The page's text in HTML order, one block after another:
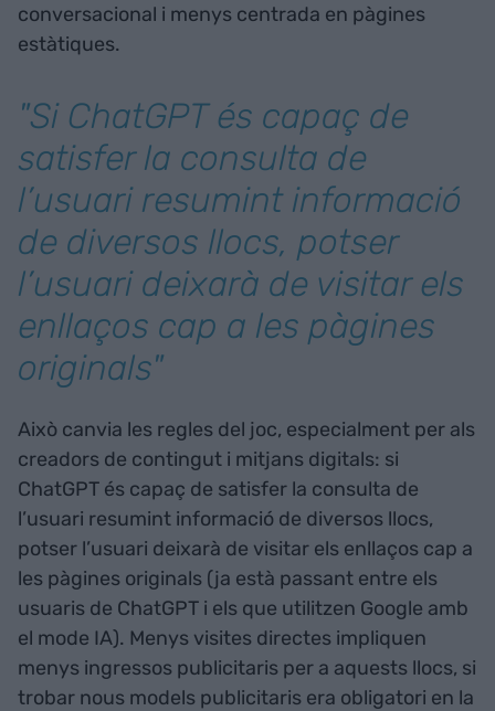
conversacional i menys centrada en pàgines
estàtiques.
"Si ChatGPT és capaç de
satisfer la consulta de
l’usuari resumint informació
de diversos llocs, potser
l’usuari deixarà de visitar els
enllaços cap a les pàgines
originals"
Això canvia les regles del joc, especialment per als
creadors de contingut i mitjans digitals: si
ChatGPT és capaç de satisfer la consulta de
l’usuari resumint informació de diversos llocs,
potser l’usuari deixarà de visitar els enllaços cap a
les pàgines originals (ja està passant entre els
usuaris de ChatGPT i els que utilitzen Google amb
el mode IA). Menys visites directes impliquen
menys ingressos publicitaris per a aquests llocs, si
trobar nous models publicitaris era obligatori en la